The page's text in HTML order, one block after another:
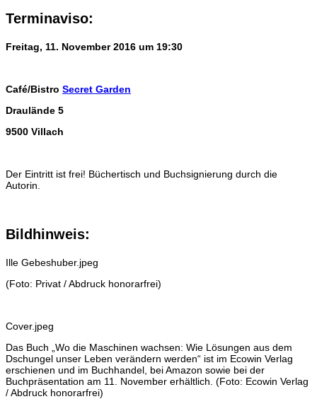
Terminaviso:
Freitag, 11. November 2016 um 19:30
Café/Bistro Secret Garden
Draulände 5
9500 Villach
Der Eintritt ist frei! Büchertisch und Buchsignierung durch die
Autorin.
Bildhinweis:
Ille Gebeshuber.jpeg
(Foto: Privat / Abdruck honorarfrei)
Cover.jpeg
Das Buch „Wo die Maschinen wachsen: Wie Lösungen aus dem
Dschungel unser Leben verändern werden“ ist im Ecowin Verlag
erschienen und im Buchhandel, bei Amazon sowie bei der
Buchpräsentation am 11. November erhältlich. (Foto: Ecowin Verlag
/ Abdruck honorarfrei)